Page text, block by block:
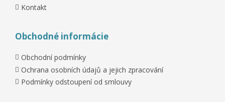
Kontakt
Obchodné informácie
Obchodní podmínky
Ochrana osobních údajů a jejich zpracování
Podmínky odstoupení od smlouvy